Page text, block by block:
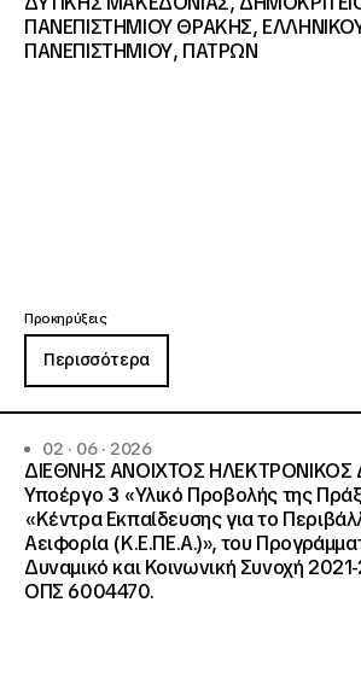
ΠΑΝΕΠΙΣΤΗΜΙΟΥ ΘΡΑΚΗΣ,
ΠΑΝΕΠΙΣΤΗΜΙΟΥ, ΠΑΤΡΩΝ
Προκηρύξεις
Περισσότερα
02 · 06 · 2026
ΔΙΕΘΝΗΣ ΑΝΟΙΧΤΟΣ ΗΛΕΚΤΡΟΝΙΚΟΣ
Υποέργο 3 «Υλικό Προβολής της
«Κέντρα Εκπαίδευσης για το
Αειφορία (Κ.Ε.ΠΕ.Α.)», του
Δυναμικό και Κοινωνική Συνοχή
ΟΠΣ 6004470.